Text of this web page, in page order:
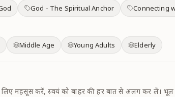
God - The Spiritual Anchor Connecting
Middle Age Young Adults Elderly
महसूस करें, स्वयं को बाहर की हर बात से अलग कर लें।